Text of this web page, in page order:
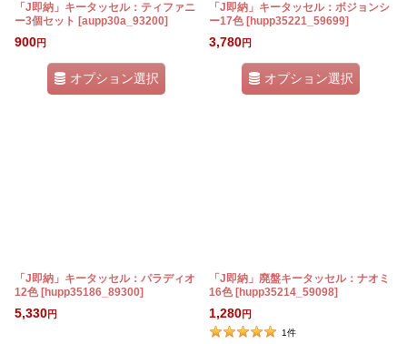
「J即納」キータッセル：ティファニ
ー3個セット [aupp30a_93200]
900円
オプション選択
「J即納」キータッセル：ボジョンシ
ー17色 [hupp35221_59699]
3,780円
オプション選択
「J即納」キータッセル：パラディオ
12色 [hupp35186_89300]
5,330円
「J即納」廃盤キータッセル：ナオミ
16色 [hupp35214_59098]
1,280円
1件